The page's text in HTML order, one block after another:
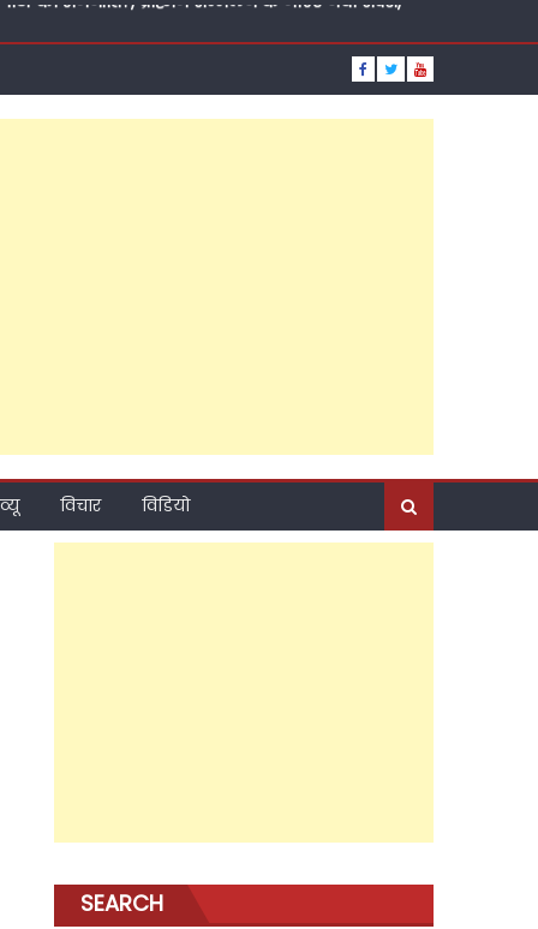
कद, पांच दशक की तपस्या, जनसेवा की ऐसी लकीर कि
डॉक्टर जीराज के समर्थन में खुलकर आया सागर समाज
बनने की कामना की
समर्थकों से खुद को ही घोषित करवा दिया उम्मीदवार,
सीट से कथित तौर पर स्वयंभू उम्मीदवार बन गईं सुप्रिया
विचार विडियो
SEARCH